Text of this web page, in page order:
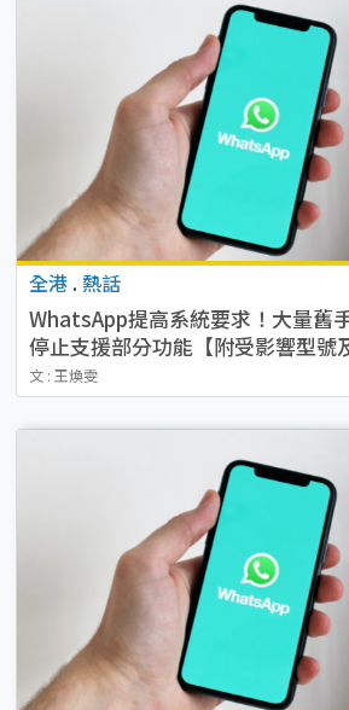
全港 . 熱話
WhatsApp提高系統要求！大量舊
停止支援部分功能【附受影響型號
文 : 王煥雯